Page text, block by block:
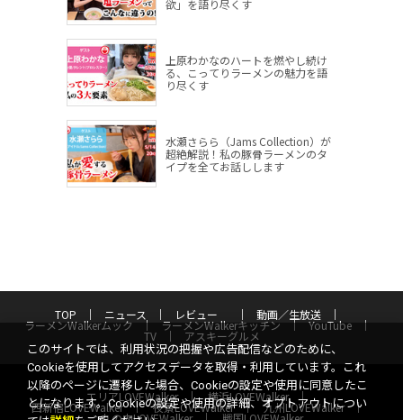
欲」を語り尽くす
上原わかなのハートを燃やし続け
る、こってりラーメンの魅力を語
り尽くす
水瀬さらら（Jams Collection）が
超絶解説！私の豚骨ラーメンのタ
イプを全てお話しします
TOP ニュース レビュー 動画／生放送
ラーメンWalkerムック ラーメンWalkerキッチン YouTube
TV アスキーグルメ
エリアLOVEWalker 横浜LOVEWalker
西新宿LOVEWalker 夜景LOVEWalker 九州LOVEWalker
このサイトでは、利用状況の把握や広告配信などのために、
Cookieを使用してアクセスデータを取得・利用しています。これ
以降のページに遷移した場合、Cookieの設定や使用に同意したこ
とになります。Cookieの設定や使用の詳細、オプトアウトについ